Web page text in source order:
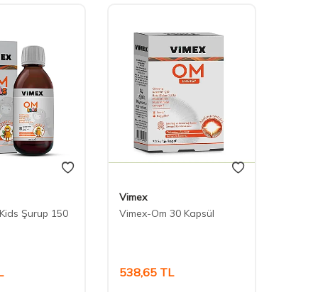
Şurup 150
Vimex
Vimex-Om 30 Kapsül
538,65 TL